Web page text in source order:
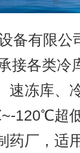
有限公
接各类冷
速冻库、
120℃超
药厂，适